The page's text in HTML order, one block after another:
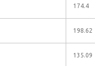
174.4
198.62
135.09